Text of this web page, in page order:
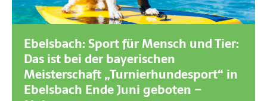
Ebelsbach: Sport für Mensch und Tier:
Das ist bei der bayerischen
Meisterschaft „Turnierhundesport“ in
Ebelsbach Ende Juni geboten –